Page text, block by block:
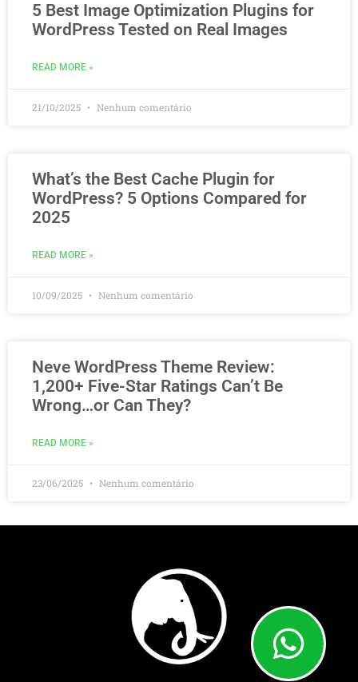
5 Best Image Optimization Plugins for
WordPress Tested on Real Images
READ MORE »
21/10/2025 Nenhum comentário
What’s the Best Cache Plugin for
WordPress? 5 Options Compared for
2025
READ MORE »
10/09/2025 Nenhum comentário
Neve WordPress Theme Review:
1,200+ Five-Star Ratings Can’t Be
Wrong…or Can They?
READ MORE »
23/06/2025 Nenhum comentário